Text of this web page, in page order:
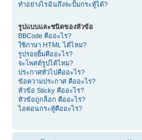
ทำอย่างไรฉันถึงจะปั้มกระทู้ได้?
รูปแบบและชนิดของหัวข้อ
BBCode คืออะไร?
ใช้ภาษา HTML ได้ไหม?
รูปรอยยิ้มคืออะไร?
จะโพสต์รูปได้ไหม?
ประกาศทั่วไปคืออะไร?
ข้อความประกาศ คืออะไร?
หัวข้อ Sticky คืออะไร?
หัวข้อถูกล็อก คืออะไร?
ไอคอนกระทู้คืออะไร?